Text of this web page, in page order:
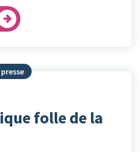
folle de la